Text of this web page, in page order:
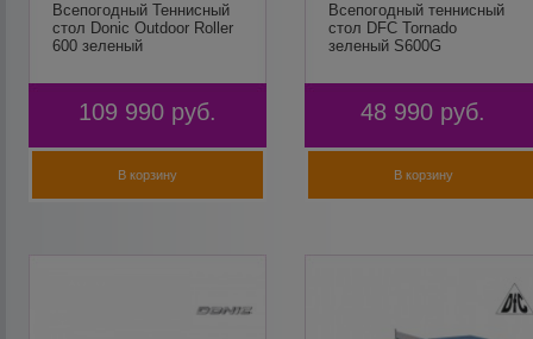
Всепогодный Теннисный
стол Donic Outdoor Roller
600 зеленый
109 990 руб.
В корзину
Всепогодный теннисный
стол DFC Tornado
зеленый S600G
48 990 руб.
В корзину